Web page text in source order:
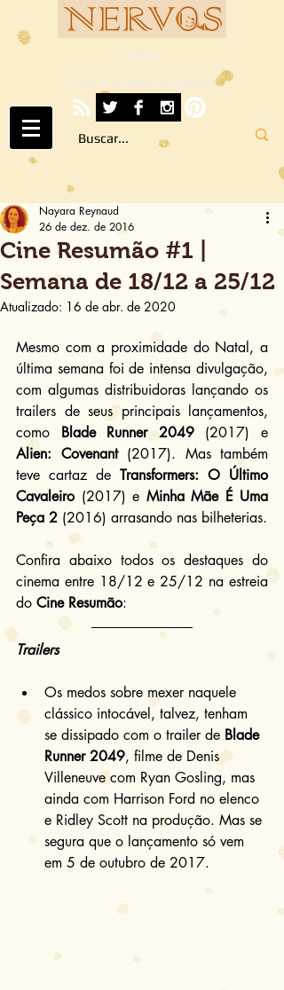
NERVOS
A ARTE SOB TODOS OS SENTIDOS
Cine Resumão #1 |
Semana de 18/12 a 25/12
Nayara Reynaud
26 de dez. de 2016
Atualizado: 16 de abr. de 2020
Mesmo com a proximidade do Natal, a
última semana foi de intensa divulgação,
com algumas distribuidoras lançando os
trailers de seus principais lançamentos,
como Blade Runner 2049
Alien: Covenant (2017). Mas também
teve cartaz de Transformers: O Último
Cavaleiro (2017) e Minha Mãe É Uma
Peça 2 (2016) arrasando nas bilheterias.
Confira abaixo todos os destaques do
cinema entre 18/12 e 25/12 na estreia
do Cine Resumão:
Trailers
Os medos sobre mexer naquele
clássico intocável, talvez, tenham
se dissipado com o trailer de Blade
Runner 2049, filme de Denis
Villeneuve com Ryan Gosling, mas
ainda com Harrison Ford no elenco
e Ridley Scott na produção. Mas se
segura que o lançamento só vem
em 5 de outubro de 2017.